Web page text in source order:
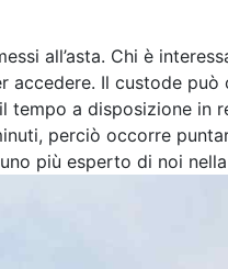
all’asta. Chi è
accedere. Il custode
a disposizione in
perciò occorre
più esperto di noi